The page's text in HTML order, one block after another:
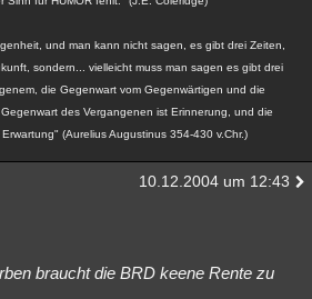
und man kann nicht sagen, es gibt drei Zeiten,
sondern... vielleicht muss man sagen es gibt drei
die Gegenwart vom Gegenwärtigen und die
des Vergangenen ist Erinnerung, und die
(Aurelius Augustinus 354-430 v.Chr.)
10.12.2004 um 12:43
braucht die BRD keene Rente zu